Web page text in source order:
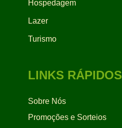
Hospedagem
Lazer
Turismo
LINKS RÁPIDOS
Sobre Nós
Promoções e Sorteios